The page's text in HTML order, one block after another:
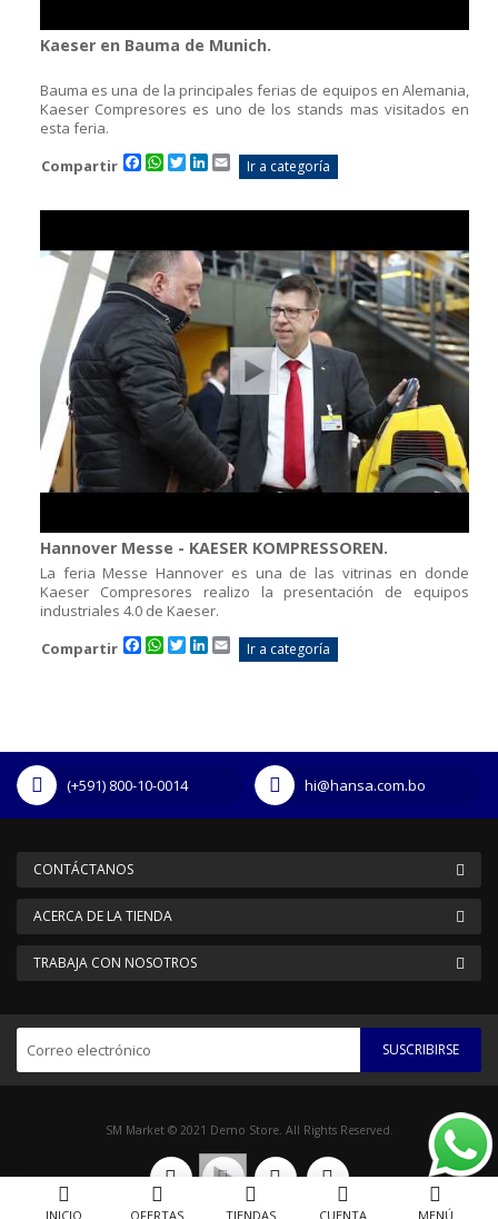
INICIO OFERTAS TIENDAS CUENTA MENÚ
Kaeser en Bauma de Munich.
Bauma es una de la principales ferias de equipos en Alemania,
Kaeser Compresores es uno de los stands mas visitados en
esta feria.
Compartir
Facebook
WhatsApp
TwitterLinkedIn
Email
Ir a categoría
Hannover Messe - KAESER KOMPRESSOREN.
La feria Messe Hannover es una de las vitrinas en donde
Kaeser Compresores realizo la presentación de equipos
industriales 4.0 de Kaeser.
Compartir
Facebook
WhatsApp
TwitterLinkedIn
Email
Ir a categoría
(+591) 800-10-0014 hi@hansa.com.bo
CONTÁCTANOS
ACERCA DE LA TIENDA
TRABAJA CON NOSOTROS
SUSCRIBIRSE
SM Market © 2021 Demo Store. All Rights Reserved.